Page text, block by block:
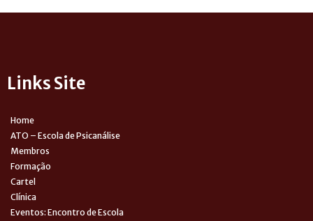
Links Site
Home
ATO – Escola de Psicanálise
Membros
Formação
Cartel
Clínica
Eventos: Encontro de Escola